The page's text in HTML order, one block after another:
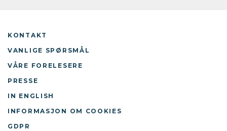
KONTAKT
VANLIGE SPØRSMÅL
VÅRE FORELESERE
PRESSE
IN ENGLISH
INFORMASJON OM COOKIES
GDPR